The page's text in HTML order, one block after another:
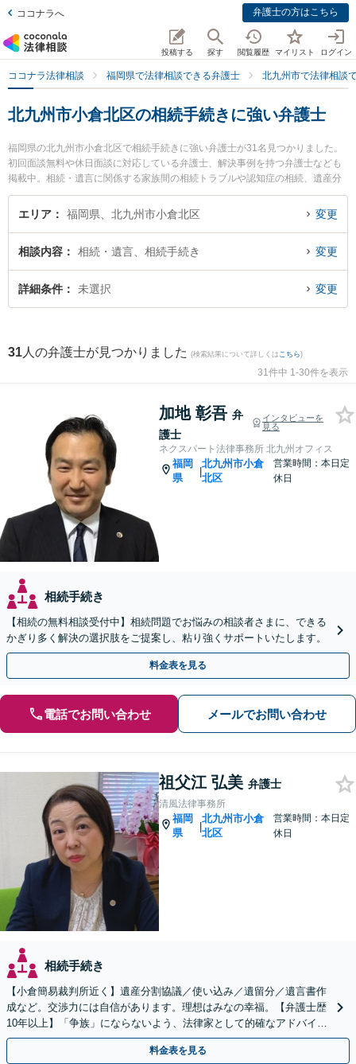
ココナラへ 弁護士の方はこちら
投稿する 探す 閲覧履歴 マイリスト ログイン
ココナラ法律相談 福岡県で法律相談できる弁護士 北九州市で法律相談
北九州市小倉北区の相続手続きに強い弁護士
福岡県の北九州市小倉北区で相続手続きに強い弁護士が31名見つかりました。
初回面談無料や休日面談に対応している弁護士、解決事例を持つ弁護士なども
掲載中。相続・遺言に関係する家族間の相続トラブルや認知症の相続、遺産分
割等の細かな分野での絞り込み検索もでき便利です。特にネクスパート法律事
務所 北九州オフィスの加地 彰吾弁護士や清風法律事務所の祖父江 弘美弁護
た相続手続きのトラブルを今すぐに弁護士に相談したい』『相続手続きのトラ
ブル解決の実績豊富な近くの弁護士を検索したい』『初回相談無料で相続手続
きを法律相談できる北九州市小倉北区内の弁護士に相談予約したい』などでお
エリア 福岡県、北九州市小倉北区 変更
相談内容 相続・遺言、相続手続き 変更
詳細条件 未選択 変更
31 人の弁護士が見つかりました (検索結果について詳しくは こちら)
31件中 1-30件を表示
加地 彰吾 弁
護士
インタビューを
見る
ネクスパート法律事務所 北九州オフィス
福岡
県
|
北九州市小倉
北区
営業時間：本日定
休日
相続手続き
【相続の無料相談受付中】相続問題でお悩みの相談者さまに、できる
かぎり多く解決の選択肢をご提案し、粘り強くサポートいたします。
料金表を見る
電話でお問い合わせ メールでお問い合わせ
祖父江 弘美 弁護士
清風法律事務所
福岡
県
|
北九州市小倉
北区
営業時間：本日定
休日
相続手続き
【小倉簡易裁判所近く】遺産分割協議／使い込み／遺留分／遺言書作
成など。交渉力には自信があります。理想はみなの幸福。【弁護士歴
10年以上】「争族」にならないよう、法律家として的確なアドバイス
をいたします【最短即日対応OK】
料金表を見る